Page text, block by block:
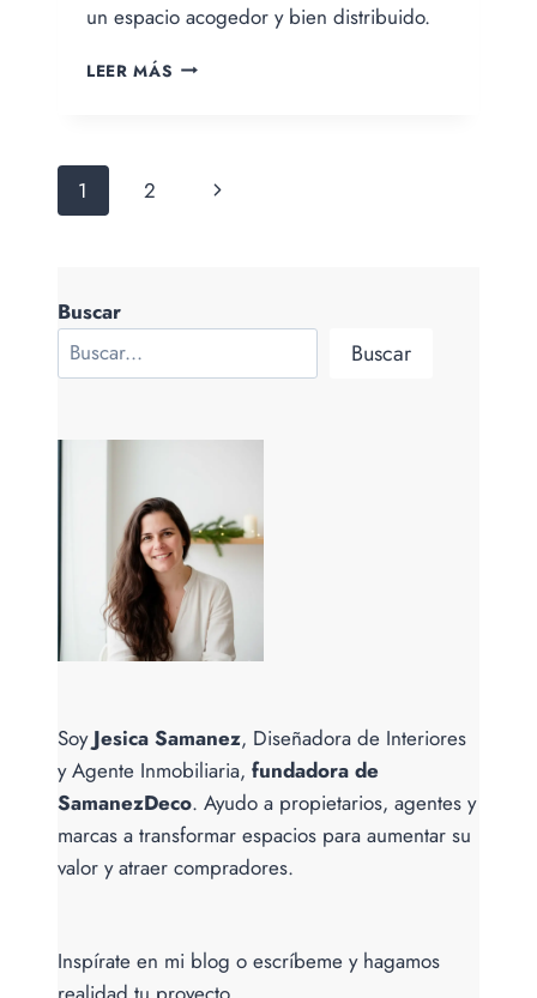
un espacio acogedor y bien distribuido.
LEER MÁS LA
DISEÑO
Navegación
1 2
Siguiente
Buscar
Buscar
Soy Jesica Samanez, Diseñadora de Interiores
y Agente Inmobiliaria, fundadora de
SamanezDeco. Ayudo a propietarios, agentes y
marcas a transformar espacios para aumentar su
valor y atraer compradores.
Inspírate en mi blog o escríbeme y hagamos